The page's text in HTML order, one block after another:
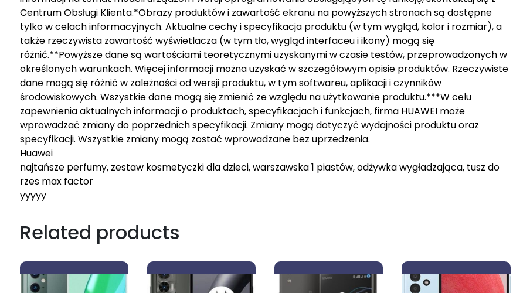
Centrum Obsługi Klienta.*Obrazy produktów i zawartość ekranu na powyższych stronach są dostępne
tylko w celach informacyjnych. Aktualne cechy i specyfikacja produktu (w tym wygląd, kolor i rozmiar), a
także rzeczywista zawartość wyświetlacza (w tym tło, wygląd interfaceu i ikony) mogą się
różnić.**Powyższe dane są wartościami teoretycznymi uzyskanymi w czasie testów, przeprowadzonych w
określonych warunkach. Więcej informacji można uzyskać w szczegółowym opisie produktów. Rzeczywiste
dane mogą się różnić w zależności od wersji produktu, w tym softwareu, aplikacji i czynników
środowiskowych. Wszystkie dane mogą się zmienić ze względu na użytkowanie produktu.***W celu
zapewnienia aktualnych informacji o produktach, specyfikacjach i funkcjach, firma HUAWEI może
wprowadzać zmiany do poprzednich specyfikacji. Zmiany mogą dotyczyć wydajności produktu oraz
specyfikacji. Wszystkie zmiany mogą zostać wprowadzane bez uprzedzenia.
Huawei
najtańsze perfumy, zestaw kosmetyczki dla dzieci, warszawska 1 piastów, odżywka wygładzająca, tusz do
rzes max factor
yyyyy
Related products